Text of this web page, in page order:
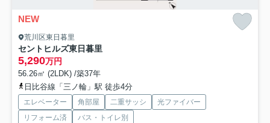
NEW
荒川区東日暮里
セントヒルズ東日暮里
5,290万円
56.26㎡ (2LDK) /築37年
日比谷線「三ノ輪」駅 徒歩4分
エレベーター 角部屋 二重サッシ
光ファイバー
リフォーム済
バス・トイレ別